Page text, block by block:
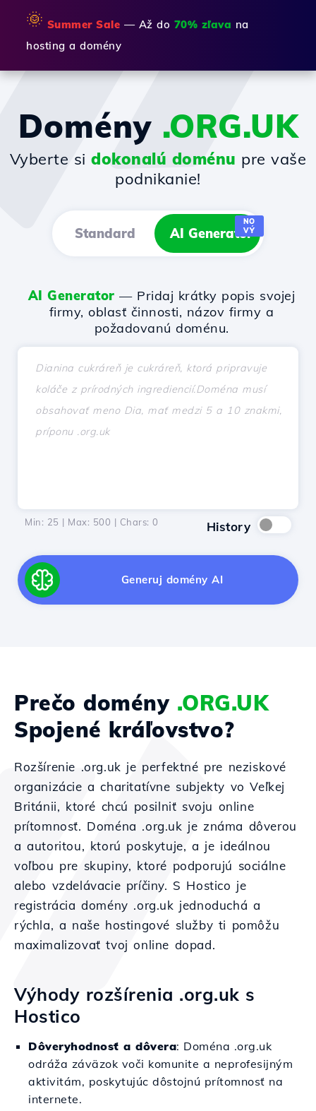
🌞 Summer Sale — Až do 70% zľava na
hosting a domény
Domény .ORG.UK
Vyberte sidokonalú doménu pre vaše
podnikanie!
Standard AI Generator
NO
VÝ
AI Generator — Pridaj krátky popis svojej
firmy, oblasť činnosti, názov firmy a
požadovanú doménu.
Min: 25 | Max: 500 | Chars: 0 History
Generuj domény AI
Prečo domény .ORG.UK
Spojené kráľovstvo?
Rozšírenie .org.uk je perfektné pre neziskové
organizácie a charitatívne subjekty vo Veľkej
Británii, ktoré chcú posilniť svoju online
prítomnosť. Doména .org.uk je známa dôverou
a autoritou, ktorú poskytuje, a je ideálnou
voľbou pre skupiny, ktoré podporujú sociálne
alebo vzdelávacie príčiny. S Hostico je
registrácia domény .org.uk jednoduchá a
rýchla, a naše hostingové služby ti pomôžu
maximalizovať tvoj online dopad.
Výhody rozšírenia .org.uk s
Hostico
Dôveryhodnosť a dôvera: Doména .org.uk
odráža záväzok voči komunite a neprofesijným
aktivitám, poskytujúc dôstojnú prítomnosť na
internete.